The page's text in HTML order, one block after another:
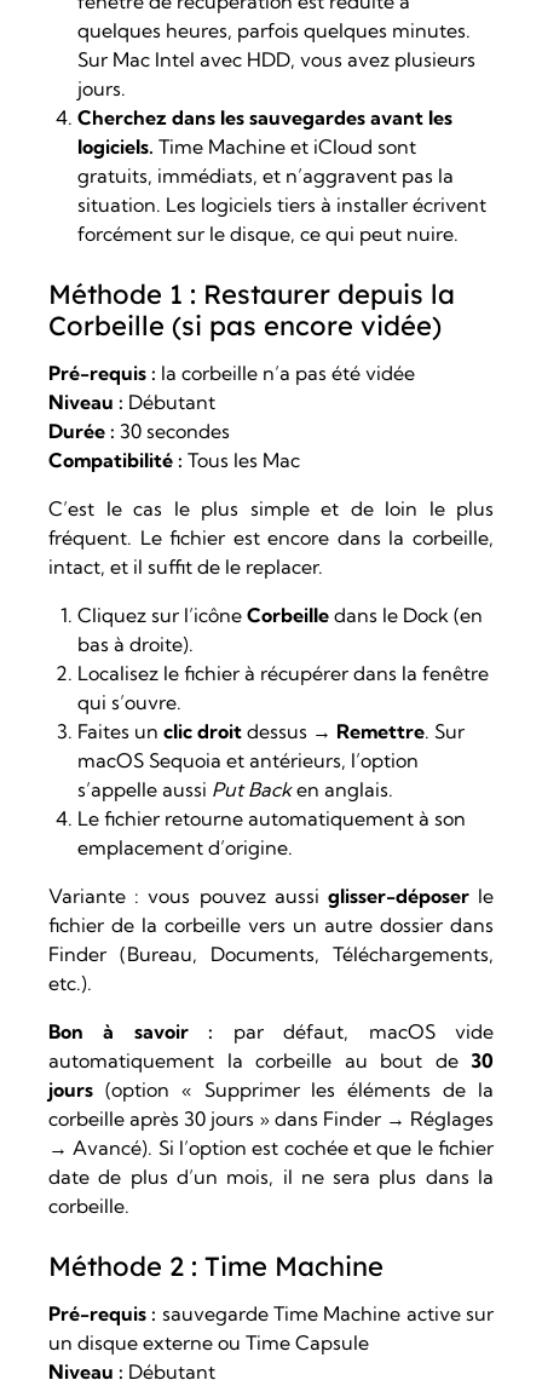
quelques heures, parfois quelques minutes.
Sur Mac Intel avec HDD, vous avez plusieurs
jours.
Cherchez dans les sauvegardes avant les
logiciels. Time Machine et iCloud sont
gratuits, immédiats, et n’aggravent pas la
situation. Les logiciels tiers à installer écrivent
forcément sur le disque, ce qui peut nuire.
Méthode 1 : Restaurer depuis la
Corbeille (si pas encore vidée)
Pré-requis : la corbeille n’a pas été vidée
Niveau : Débutant
Durée : 30 secondes
Compatibilité : Tous les Mac
C’est le cas le plus simple et de loin le plus
fréquent. Le fichier est encore dans la corbeille,
intact, et il suffit de le replacer.
Cliquez sur l’icône Corbeille dans le Dock (en
bas à droite).
Localisez le fichier à récupérer dans la fenêtre
qui s’ouvre.
Faites un clic droit dessus → Remettre. Sur
macOS Sequoia et antérieurs, l’option
s’appelle aussi Put Backen anglais.
Le fichier retourne automatiquement à son
emplacement d’origine.
Variante : vous pouvez aussi glisser-déposerle
fichier de la corbeille vers un autre dossier dans
Finder (Bureau, Documents, Téléchargements,
etc.).
Bon à savoir : par défaut, macOS vide
automatiquement la corbeille au bout de 30
jours (option « Supprimer les éléments de la
corbeille après 30 jours » dans Finder → Réglages
→ Avancé). Si l’option est cochée et que le fichier
date de plus d’un mois, il ne sera plus dans la
corbeille.
Méthode 2 : Time Machine
Pré-requis : sauvegarde Time Machine active sur
un disque externe ou Time Capsule
Niveau : Débutant